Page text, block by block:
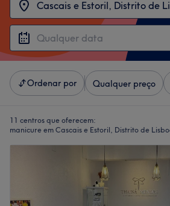
Ordenar por Qualquer preço
11 centros que oferecem:
manicure em Cascais e Estoril, Distrito de